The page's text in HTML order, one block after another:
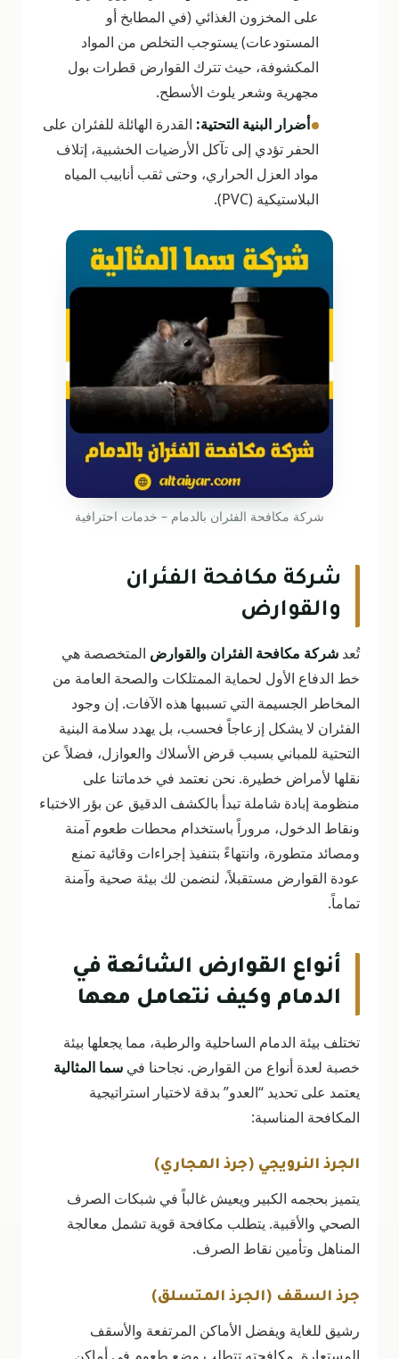
على المخزون الغذائي (في المطابخ أو
المستودعات) يستوجب التخلص من المواد
المكشوفة، حيث تترك القوارض قطرات بول
مجهرية وشعر يلوث الأسطح.
•أضرار البنية التحتية: القدرة الهائلة للفئران على
الحفر تؤدي إلى تآكل الأرضيات الخشبية، إتلاف
مواد العزل الحراري، وحتى ثقب أنابيب المياه
البلاستيكية (PVC).
شركة مكافحة الفئران بالدمام – خدمات احترافية
شركة مكافحة الفئران
والقوارض
تُعد شركة مكافحة الفئران والقوارض المتخصصة هي
خط الدفاع الأول لحماية الممتلكات والصحة العامة من
المخاطر الجسيمة التي تسببها هذه الآفات. إن وجود
الفئران لا يشكل إزعاجاً فحسب، بل يهدد سلامة البنية
التحتية للمباني بسبب قرض الأسلاك والعوازل، فضلاً عن
نقلها لأمراض خطيرة. نحن نعتمد في خدماتنا على
منظومة إبادة شاملة تبدأ بالكشف الدقيق عن بؤر الاختباء
ونقاط الدخول، مروراً باستخدام محطات طعوم آمنة
ومصائد متطورة، وانتهاءً بتنفيذ إجراءات وقائية تمنع
عودة القوارض مستقبلاً، لنضمن لك بيئة صحية وآمنة
تماماً.
أنواع القوارض الشائعة في
الدمام وكيف نتعامل معها
تختلف بيئة الدمام الساحلية والرطبة، مما يجعلها بيئة
خصبة لعدة أنواع من القوارض. نجاحنا في سما المثالية
يعتمد على تحديد “العدو” بدقة لاختيار استراتيجية
المكافحة المناسبة:
الجرذ النرويجي (جرذ المجاري)
يتميز بحجمه الكبير ويعيش غالباً في شبكات الصرف
الصحي والأقبية. يتطلب مكافحة قوية تشمل معالجة
المناهل وتأمين نقاط الصرف.
جرذ السقف (الجرذ المتسلق)
رشيق للغاية ويفضل الأماكن المرتفعة والأسقف